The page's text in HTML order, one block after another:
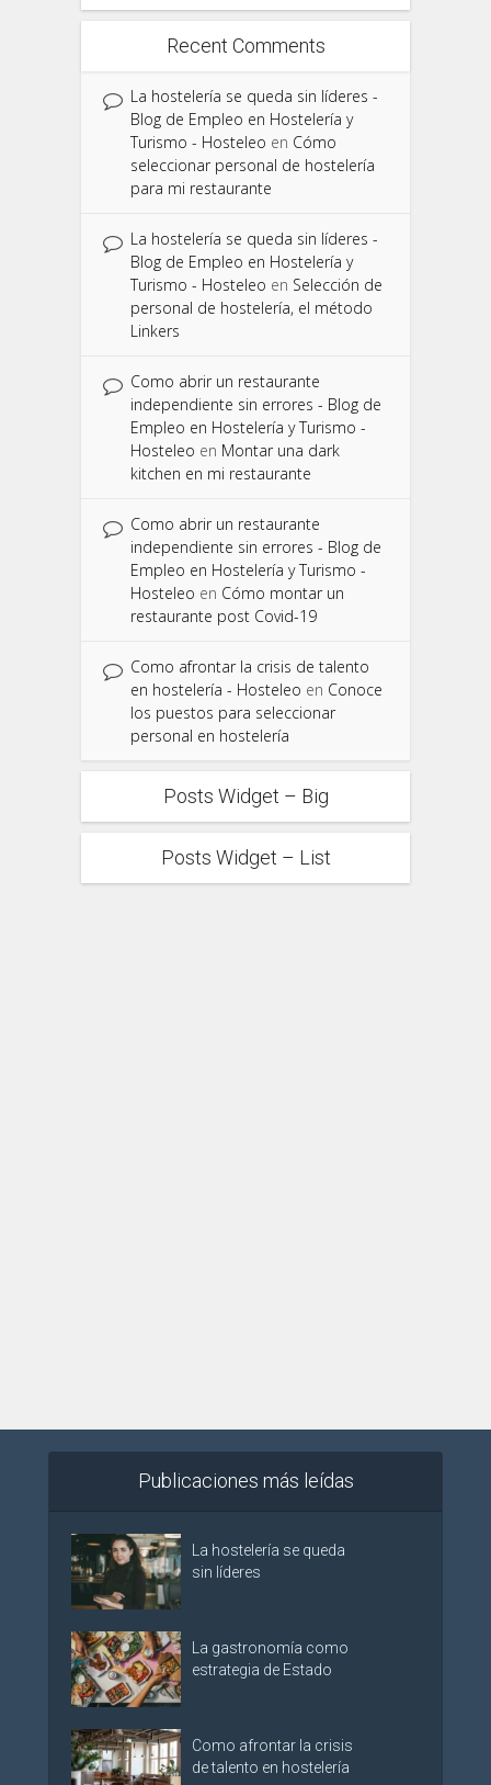
Recent Comments
La hostelería se queda sin líderes -
Blog de Empleo en Hostelería y
Turismo - Hosteleo en Cómo
seleccionar personal de hostelería
para mi restaurante
La hostelería se queda sin líderes -
Blog de Empleo en Hostelería y
Turismo - Hosteleo en Selección de
personal de hostelería, el método
Linkers
Como abrir un restaurante
independiente sin errores - Blog de
Empleo en Hostelería y Turismo -
Hosteleo en Montar una dark
kitchen en mi restaurante
Como abrir un restaurante
independiente sin errores - Blog de
Empleo en Hostelería y Turismo -
Hosteleo en Cómo montar un
restaurante post Covid-19
Como afrontar la crisis de talento
en hostelería - Hosteleo en Conoce
los puestos para seleccionar
personal en hostelería
Posts Widget – Big
Posts Widget – List
Publicaciones más leídas
La hostelería se queda
sin líderes
La gastronomía como
estrategia de Estado
Como afrontar la crisis
de talento en hostelería